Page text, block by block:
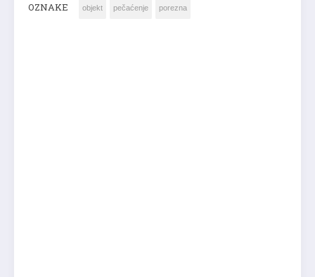
OZNAKE objekt pečaćenje porezna